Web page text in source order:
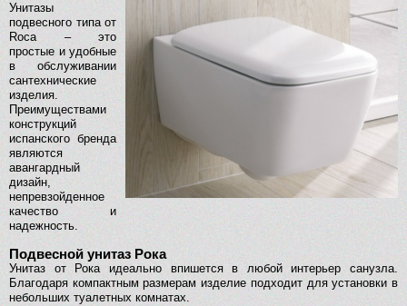
Унитазы
подвесного типа от
Roca – это
простые и удобные
в обслуживании
сантехнические
изделия.
Преимуществами
конструкций
испанского бренда
являются
авангардный
дизайн,
непревзойденное
качество и
надежность.
Подвесной унитаз Рока
Унитаз от Рока идеально впишется в любой интерьер санузла.
Благодаря компактным размерам изделие подходит для установки в
небольших туалетных комнатах.